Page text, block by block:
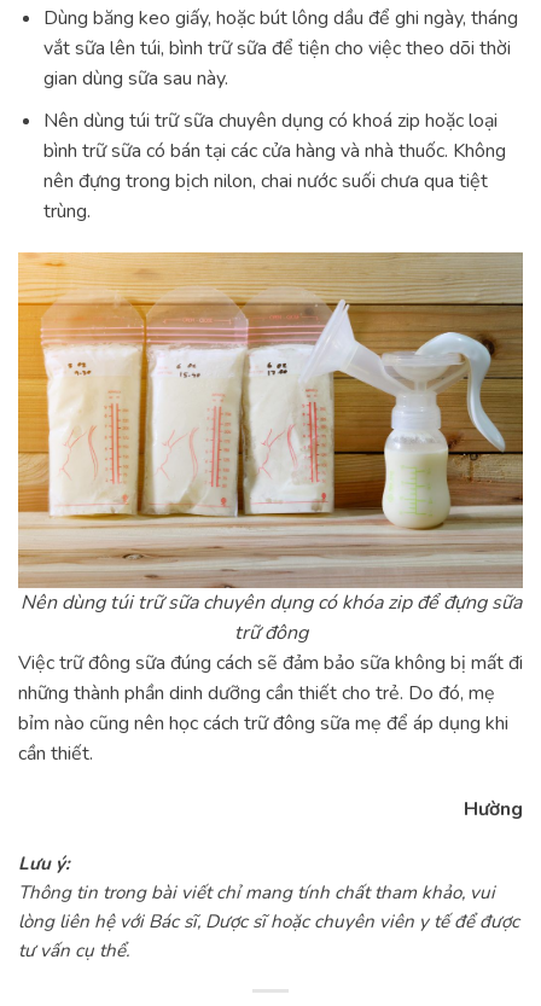
Dùng băng keo giấy, hoặc bút lông dầu để ghi ngày, tháng
vắt sữa lên túi, bình trữ sữa để tiện cho việc theo dõi thời
gian dùng sữa sau này.
Nên dùng túi trữ sữa chuyên dụng có khoá zip hoặc loại
bình trữ sữa có bán tại các cửa hàng và nhà thuốc. Không
nên đựng trong bịch nilon, chai nước suối chưa qua tiệt
trùng.
Nên dùng túi trữ sữa chuyên dụng có khóa zip để đựng sữa
trữ đông
Việc trữ đông sữa đúng cách sẽ đảm bảo sữa không bị mất đi
những thành phần dinh dưỡng cần thiết cho trẻ. Do đó, mẹ
bỉm nào cũng nên học cách trữ đông sữa mẹ để áp dụng khi
cần thiết.
Hường
Lưu ý:
Thông tin trong bài viết chỉ mang tính chất tham khảo, vui
lòng liên hệ với Bác sĩ, Dược sĩ hoặc chuyên viên y tế để được
tư vấn cụ thể.